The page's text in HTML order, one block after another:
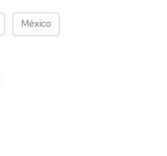
México